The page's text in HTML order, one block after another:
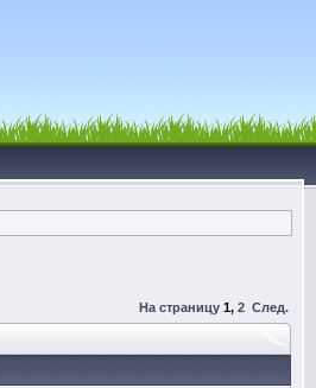
На страницу 1, 2 След.